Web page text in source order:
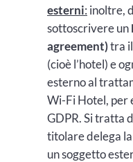
esterni: inoltre,
sottoscrivere un
agreement)tra
(cioè l’hotel) e
esterno al
Wi-Fi Hotel, per
GDPR. Si tratta
titolare delega
un soggetto